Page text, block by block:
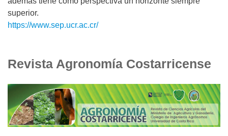
superior.
https://www.sep.ucr.ac.cr/
Revista Agronomía Costarricense